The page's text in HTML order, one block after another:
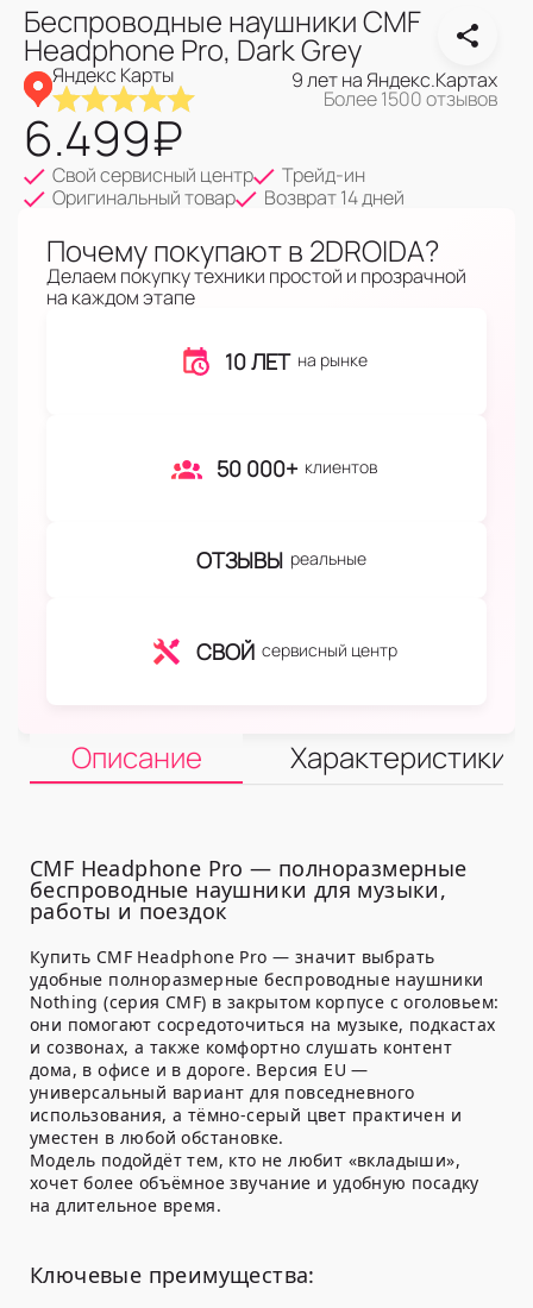
Беспроводные наушники CMF
Headphone Pro, Dark Grey
Яндекс Карты 9 лет на Яндекс.Картах
Более 1500 отзывов
6.499₽
Свой сервисный центр
Трейд-ин
Оригинальный товар
Возврат 14 дней
Почему покупают в 2DROIDA?
Делаем покупку техники простой и прозрачной
на каждом этапе
10 ЛЕТ на рынке
50 000+ клиентов
ОТЗЫВЫ реальные
СВОЙ сервисный центр
Описание Характеристики
CMF Headphone Pro — полноразмерные
беспроводные наушники для музыки,
работы и поездок
Купить CMF Headphone Pro — значит выбрать
удобные полноразмерные беспроводные наушники
Nothing (серия CMF) в закрытом корпусе с оголовьем:
они помогают сосредоточиться на музыке, подкастах
и созвонах, а также комфортно слушать контент
дома, в офисе и в дороге. Версия EU —
универсальный вариант для повседневного
использования, а тёмно-серый цвет практичен и
уместен в любой обстановке.
Модель подойдёт тем, кто не любит «вкладыши»,
хочет более объёмное звучание и удобную посадку
на длительное время.
Ключевые преимущества: